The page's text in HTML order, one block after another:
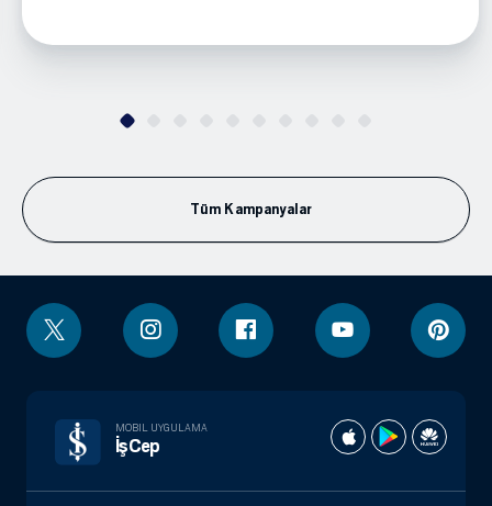
Tüm Kampanyalar
MOBIL UYGULAMA
İşCep